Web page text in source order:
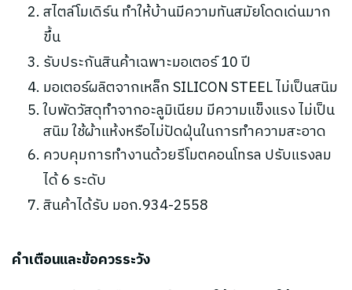
สไตล์โมเดิร์น ทำให้บ้านมีความทันสมัยโดดเด่นมาก
ขึ้น
รับประกันสินค้าเฉพาะมอเตอร์ 10 ปี
มอเตอร์ผลิตจากเหล็ก SILICON STEEL ไม่เป็นสนิม
ใบพัดวัสดุทำจากอะลูมิเนียม มีความแข็งแรง ไม่เป็น
สนิม ใช้ผ้าแห้งหรือไม่ปัดฝุ่นในการทำความสะอาด
ควบคุมการทำงานด้วยรีโมตคอนโทรล ปรับแรงลม
ได้ 6 ระดับ
สินค้าได้รับ มอก.934-2558
คำเตือนและข้อควรระวัง